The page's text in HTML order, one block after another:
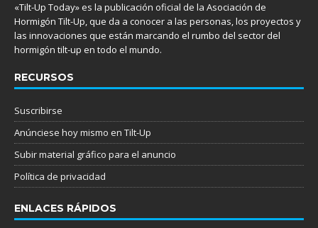
«Tilt-Up Today» es la publicación oficial de la Asociación de
Hormigón Tilt-Up, que da a conocer a las personas, los proyectos y
las innovaciones que están marcando el rumbo del sector del
hormigón tilt-up en todo el mundo.
RECURSOS
Suscribirse
Anúnciese hoy mismo en Tilt-Up
Subir material gráfico para el anuncio
Política de privacidad
ENLACES RÁPIDOS